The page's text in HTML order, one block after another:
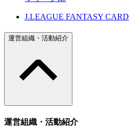
J.LEAGUE FANTASY CARD
運営組織・活動紹介
運営組織・活動紹介